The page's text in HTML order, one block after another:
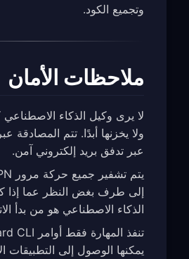
وتجميع الكود.
ملاحظات الأمان
لا يرى وكيل الذكاء
ولا يخزنها أبدًا. تتم المصادقة
عبر تدفق بريد إلكتروني آمن.
إلى طرف بغض النظر عما إذا
الذكاء الاصطناعي هو من بدأ
يمكنها الوصول إلى التطبيقات